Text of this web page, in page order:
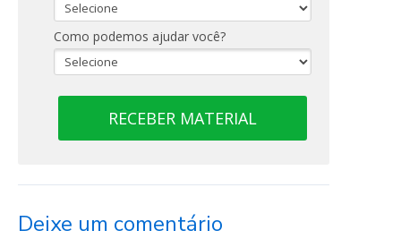
Como podemos ajudar você?
RECEBER MATERIAL
Deixe um comentário